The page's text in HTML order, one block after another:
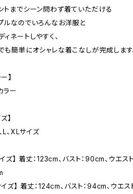
トまでシーン問わず着ていただける
ルなのでいろんなお洋服と
ィネートしやすく、
も簡単にオシャレな着こなしが完成します
】
ラー
】
L、XLサイズ
イズ】 着丈：123cm、バスト：90cm、ウエス
イズ】 着丈：124cm、バスト：94cm、ウエス